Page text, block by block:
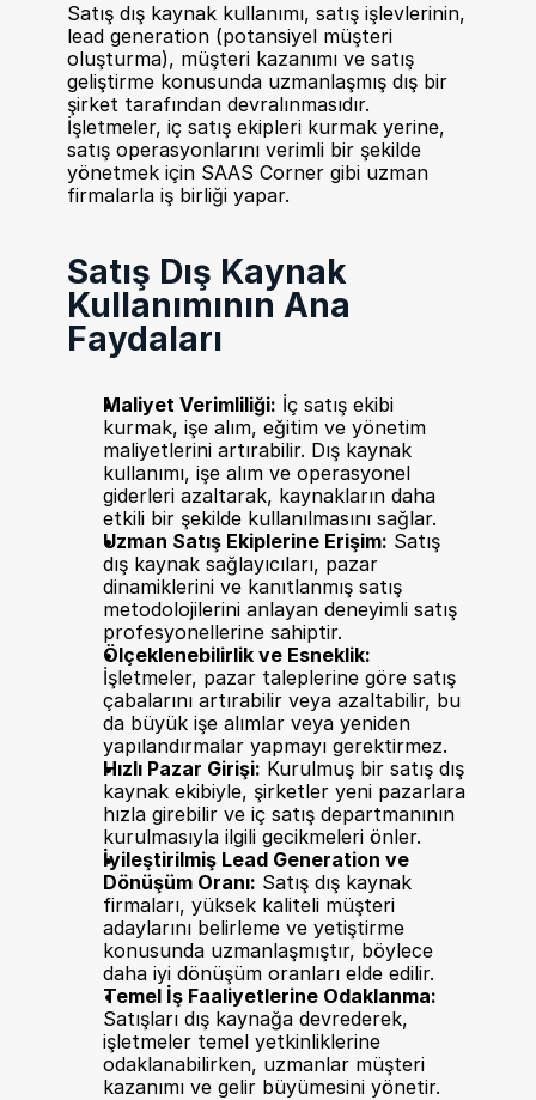
Satış dış kaynak kullanımı, satış işlevlerinin,
lead generation (potansiyel müşteri
oluşturma), müşteri kazanımı ve satış
geliştirme konusunda uzmanlaşmış dış bir
şirket tarafından devralınmasıdır.
İşletmeler, iç satış ekipleri kurmak yerine,
satış operasyonlarını verimli bir şekilde
yönetmek için SAAS Corner gibi uzman
firmalarla iş birliği yapar.
Satış Dış Kaynak
Kullanımının Ana
Faydaları
Maliyet Verimliliği: İç satış ekibi
kurmak, işe alım, eğitim ve yönetim
maliyetlerini artırabilir. Dış kaynak
kullanımı, işe alım ve operasyonel
giderleri azaltarak, kaynakların daha
etkili bir şekilde kullanılmasını sağlar.
Uzman Satış Ekiplerine Erişim: Satış
dış kaynak sağlayıcıları, pazar
dinamiklerini ve kanıtlanmış satış
metodolojilerini anlayan deneyimli satış
profesyonellerine sahiptir.
Ölçeklenebilirlik ve Esneklik:
İşletmeler, pazar taleplerine göre satış
çabalarını artırabilir veya azaltabilir, bu
da büyük işe alımlar veya yeniden
yapılandırmalar yapmayı gerektirmez.
Hızlı Pazar Girişi: Kurulmuş bir satış dış
kaynak ekibiyle, şirketler yeni pazarlara
hızla girebilir ve iç satış departmanının
kurulmasıyla ilgili gecikmeleri önler.
İyileştirilmiş Lead Generation ve
Dönüşüm Oranı: Satış dış kaynak
firmaları, yüksek kaliteli müşteri
adaylarını belirleme ve yetiştirme
konusunda uzmanlaşmıştır, böylece
daha iyi dönüşüm oranları elde edilir.
Temel İş Faaliyetlerine Odaklanma:
Satışları dış kaynağa devrederek,
işletmeler temel yetkinliklerine
odaklanabilirken, uzmanlar müşteri
kazanımı ve gelir büyümesini yönetir.